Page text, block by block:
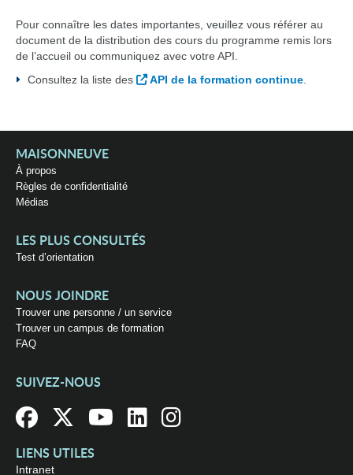
Pour connaître les dates importantes, veuillez vous référer au
document de la distribution des cours du programme remis lors
de l’accueil ou communiquez avec votre API.
Consultez la liste des
API de la formation continue
MAISONNEUVE
À propos
Règles de confidentialité
Médias
LES PLUS CONSULTÉS
Test d’orientation
NOUS JOINDRE
Trouver une personne / un service
Trouver un campus de formation
FAQ
SUIVEZ-NOUS
LIENS UTILES
Intranet